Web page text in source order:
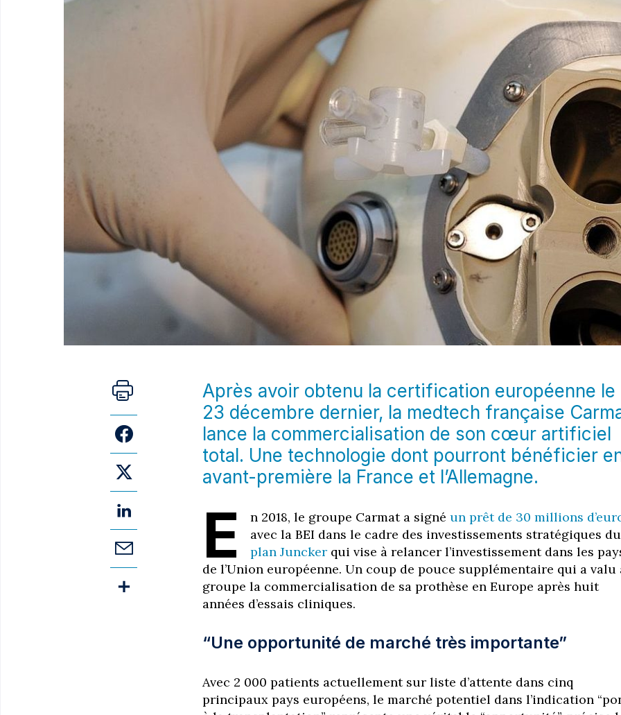
Après avoir obtenu la certification européenne le
23 décembre dernier, la medtech française
lance la commercialisation de son cœur artificiel
total. Une technologie dont pourront bénéficier
avant-première la France et l’Allemagne.
E n 2018, le groupe Carmat a signé un prêt de 30 millions
avec la BEI dans le cadre des investissements stratégiques du
plan Juncker qui vise à relancer l’investissement dans les
de l’Union européenne. Un coup de pouce supplémentaire qui a valu
groupe la commercialisation de sa prothèse en Europe après huit
années d’essais cliniques.
“Une opportunité de marché très importante”
Avec 2 000 patients actuellement sur liste d’attente dans cinq
principaux pays européens, le marché potentiel dans l’indication